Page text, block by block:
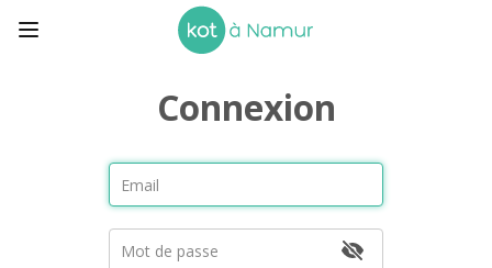
Connexion